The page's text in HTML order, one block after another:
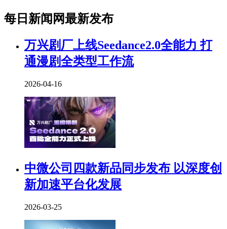
每日新闻网最新发布
万兴剧厂上线Seedance2.0全能力 打
通漫剧全类型工作流
2026-04-16
中微公司四款新品同步发布 以深度创
新加速平台化发展
2026-03-25